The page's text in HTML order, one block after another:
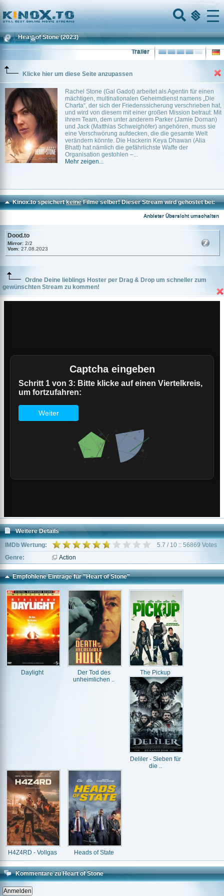
Home
Menu
Heart of Stone (2023)
Trailer
Klicke hier um diese Seite anzupassen
Rachel Stone (Gal Gadot) arbeitet als Agentin für einen
mächtigen, multinationalen Geheimdienst namens „Die
Charta“, der sich der Friedenssicherung verschrieben hat,
und wird von diesem mit einer großen Mission betraut: Mit
ihrem Team, dem unter anderem Parker (Jamie Dornan)
und Jack (Matthias Schweighöfer) angehören, muss sie
eine Verschwörung aufdecken, die die gesamte Welt
verändern könnte. Die Hackerin Keya Dhawan (Alia
Bhatt) hat nämlich die gefährlichste Waffe der
Organisation gestohlen –...
Mehr zeigen...
Action 0
Kinox.to speichertkeineFilme selber! Dieser Stream wird gehostet bei:
Anbieter Übersicht umschalten
Dood.to
Mirror: 2/2
Vom: 27.08.2023
Ordne Deine lieblings Hoster per Drag & Drop um schneller zum
gewünschten Stream zu kommen!
Weitere Details
IMDb Wertung:
5.7 / 10 :: 56869 Votes
Genre:
Action
Empfohlene Einträge für "Heart of Stone"
Daylight
Der Tod des
unheimlichen ..
The Pickup
Deliler - Sieben für
die ..
H4Z4RD - Vollgas Heads of State
Kommentare zu Heart of Stone